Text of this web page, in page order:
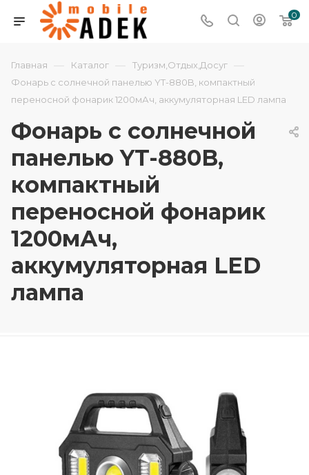
0
Главная — Каталог — Туризм,Отдых,Досуг —
Фонарь с солнечной панелью YT-880B, компактный
переносной фонарик 1200мАч, аккумуляторная LED лампа
Фонарь с солнечной
панелью YT-880B,
компактный
переносной фонарик
1200мАч,
аккумуляторная LED
лампа